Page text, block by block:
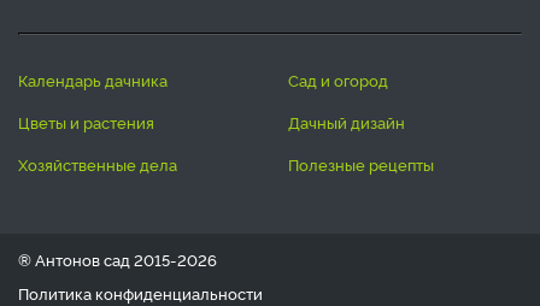
календарь дачника
сад и огород
цветы и растения
дачный дизайн
хозяйственные дела
полезные рецепты
® Антонов сад 2015-2026
Политика конфиденциальности